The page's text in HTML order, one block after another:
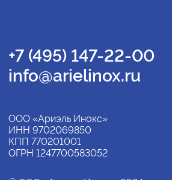
+7 (495) 147-22-00
info@arielinox.ru
ООО «Ариэль Инокс»
ИНН 9702069850
КПП 770201001
ОГРН 1247700583052